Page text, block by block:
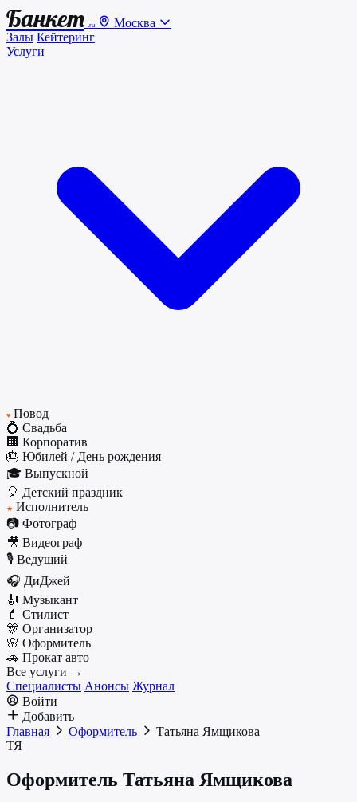
Банкет .ru
Москва
Залы Кейтеринг
Услуги
♥ Повод
💍 Свадьба
🏢 Корпоратив
🎂 Юбилей / День рождения
🎓 Выпускной
🎈 Детский праздник
★ Исполнитель
📷 Фотограф
🎥 Видеограф
🎙️ Ведущий
🎧 ДиДжей
🎻 Музыкант
💄 Стилист
🎊 Организатор
🌸 Оформитель
🚗 Прокат авто
Все услуги →
Специалисты Анонсы Журнал
Войти
Добавить
Главная
Оформитель
Татьяна Ямщикова
ТЯ
Оформитель Татьяна Ямщикова